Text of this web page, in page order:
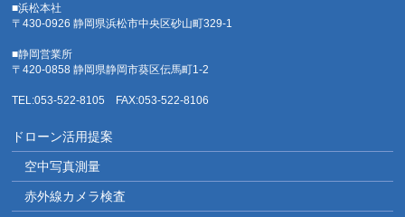
■浜松本社
〒430-0926 静岡県浜松市中央区砂山町329-1
■静岡営業所
〒420-0858 静岡県静岡市葵区伝馬町1-2
TEL:053-522-8105 FAX:053-522-8106
ドローン活用提案
空中写真測量
赤外線カメラ検査